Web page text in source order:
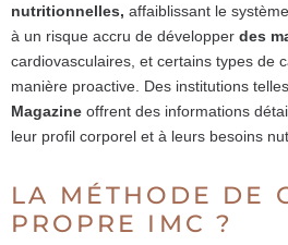
nutritionnelles, affaiblissant le
à un risque accru de développer des
cardiovasculaires, et certains types de
manière proactive. Des institutions
Magazine offrent des informations
leur profil corporel et à leurs besoins
LA MÉTHODE DE
PROPRE IMC ?